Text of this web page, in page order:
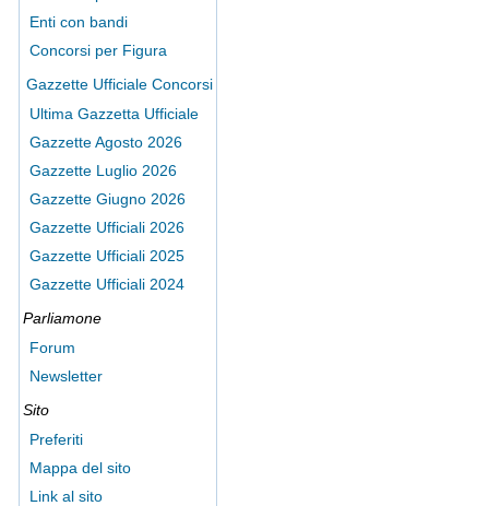
Enti con bandi
Concorsi per Figura
Gazzette Ufficiale Concorsi
Ultima Gazzetta Ufficiale
Gazzette Agosto 2026
Gazzette Luglio 2026
Gazzette Giugno 2026
Gazzette Ufficiali 2026
Gazzette Ufficiali 2025
Gazzette Ufficiali 2024
Parliamone
Forum
Newsletter
Sito
Preferiti
Mappa del sito
Link al sito